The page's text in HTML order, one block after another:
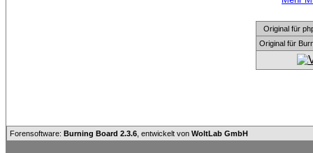
Original für
Original für
Forensoftware: Burning Board 2.3.6 , entwickelt von WoltLab GmbH